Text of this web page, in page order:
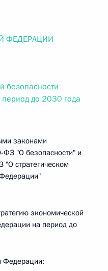
ФЕДЕРАЦИИ
безопасности
до 2030 года
законами
"О безопасности" и
стратегическом
экономической
на период до
Федерации: